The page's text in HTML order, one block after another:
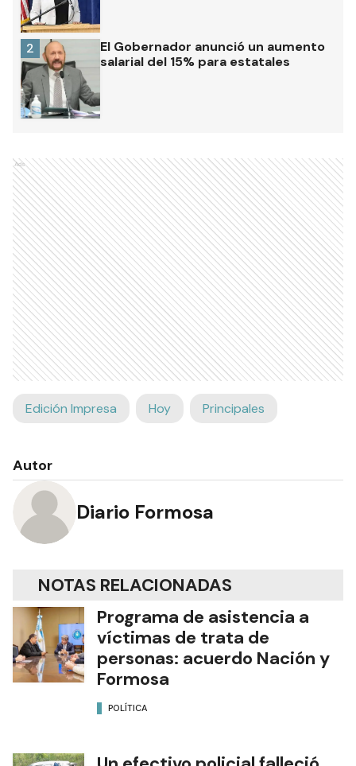
El Gobernador anunció un aumento
salarial del 15% para estatales
2
Ads
Edición Impresa Hoy Principales
Autor
Diario Formosa
NOTAS RELACIONADAS
Programa de asistencia a
víctimas de trata de
personas: acuerdo Nación y
Formosa
POLÍTICA